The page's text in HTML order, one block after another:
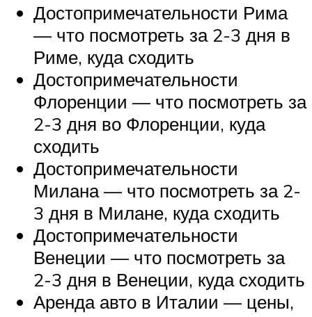
Достопримечательности Рима
— что посмотреть за 2-3 дня в
Риме, куда сходить
Достопримечательности
Флоренции — что посмотреть за
2-3 дня во Флоренции, куда
сходить
Достопримечательности
Милана — что посмотреть за 2-
3 дня в Милане, куда сходить
Достопримечательности
Венеции — что посмотреть за
2-3 дня в Венеции, куда сходить
Аренда авто в Италии — цены,